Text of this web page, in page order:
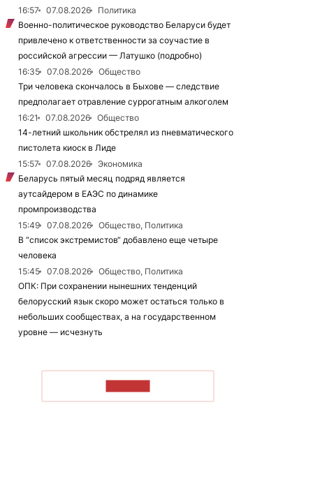
16:57
07.08.2026
Политика
Военно-политическое руководство Беларуси будет
привлечено к ответственности за соучастие в
российской агрессии — Латушко (подробно)
16:35
07.08.2026
Общество
Три человека скончалось в Быхове — следствие
предполагает отравление суррогатным алкоголем
16:21
07.08.2026
Общество
14-летний школьник обстрелял из пневматического
пистолета киоск в Лиде
15:57
07.08.2026
Экономика
Беларусь пятый месяц подряд является
аутсайдером в ЕАЭС по динамике
промпроизводства
15:49
07.08.2026
Общество, Политика
В “список экстремистов“ добавлено еще четыре
человека
15:45
07.08.2026
Общество, Политика
ОПК: При сохранении нынешних тенденций
белорусский язык скоро может остаться только в
небольших сообществах, а на государственном
уровне — исчезнуть